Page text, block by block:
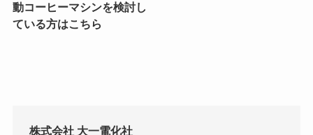
動コーヒーマシンを検討し
ている方はこちら
株式会社 大一電化社